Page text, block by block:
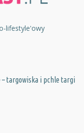
lifestyle'owy
targowiska i pchle targi